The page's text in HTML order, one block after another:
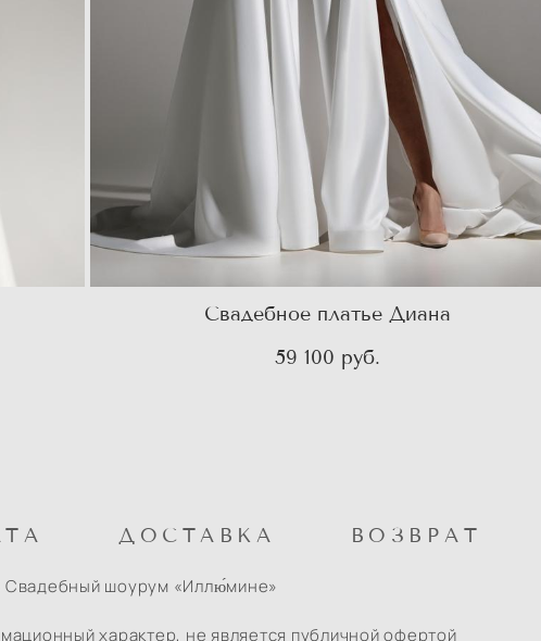
Свадебное платье Диана
59 100 pуб.
ДОСТАВКА ВОЗВРАТ
шоурум «Иллю́мине»
характер, не является публичной офертой